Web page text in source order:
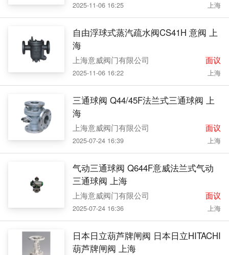
2025-11-06 16:25 上海
自由浮球式蒸汽疏水阀CS41H 意阀 上
海
上海意威阀门有限公司 面议
2025-11-06 16:22 上海
三通球阀 Q44/45F法兰式三通球阀 上
海
上海意威阀门有限公司 面议
2025-07-24 16:39 上海
气动三通球阀 Q644F意威法兰式气动
三通球阀 上海
上海意威阀门有限公司 面议
2025-07-24 16:36 上海
日本日立葫芦牌闸阀 日本日立HITACHI
葫芦牌闸阀 上海